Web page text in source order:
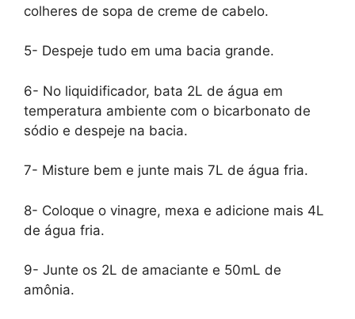
colheres de sopa de creme de cabelo.
5- Despeje tudo em uma bacia grande.
6- No liquidificador, bata 2L de água em
temperatura ambiente com o bicarbonato de
sódio e despeje na bacia.
7- Misture bem e junte mais 7L de água fria.
8- Coloque o vinagre, mexa e adicione mais 4L
de água fria.
9- Junte os 2L de amaciante e 50mL de
amônia.